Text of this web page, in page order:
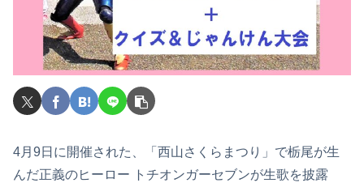
4月9日に開催された、「西山さくらまつり」で栃尾が生
んだ正義のヒーロー トチオンガーセブンが生歌を披露